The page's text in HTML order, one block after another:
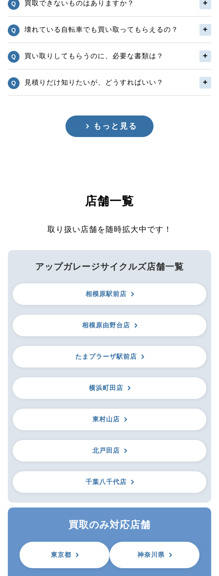
買取できないものはありますか？
壊れている自転車でも買い取ってもらえるの？
買い取りしてもらうのに、必要な書類は？
見積りだけ知りたいが、どうすればいい？
もっと見る
店舗一覧
取り扱い店舗を随時拡大中です！
アップガレージサイクルズ店舗一覧
相模原駅前店
相模原由野台店
たまプラーザ駅前店
横浜町田店
東村山店
北戸田店
千葉八千代店
買取のみ対応店舗
東京都 神奈川県